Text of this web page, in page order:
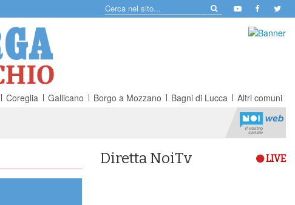
Coreglia Gallicano Borgo a Mozzano Bagni di Lucca Altri comuni
Diretta NoiTv LIVE